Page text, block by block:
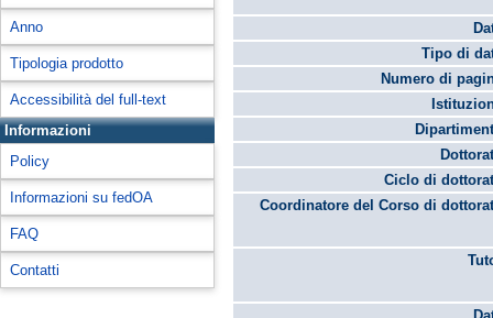
Anno
Tipologia prodotto
Accessibilità del full-text
Informazioni
Policy
Informazioni su fedOA
FAQ
Contatti
Tipo di
Numero di
Ciclo di
Coordinatore del Corso di